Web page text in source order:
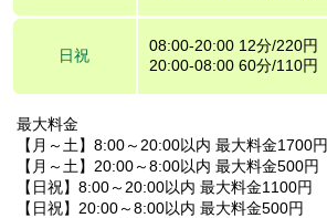
日祝
08:00-20:00 12分/220円
20:00-08:00 60分/110円
最大料金
【月～土】8:00～20:00以内 最大料金1700円
【月～土】20:00～8:00以内 最大料金500円
【日祝】8:00～20:00以内 最大料金1100円
【日祝】20:00～8:00以内 最大料金500円